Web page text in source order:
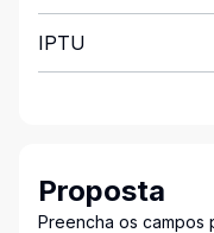
IPTU
Proposta
Preencha os campos